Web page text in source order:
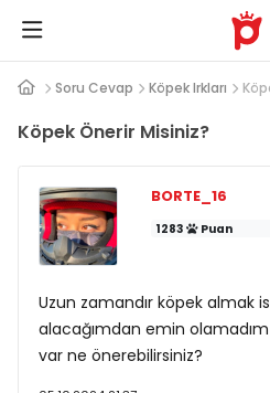
Soru Cevap Köpek Irkları
Köpek Önerir Misiniz?
BORTE_16
1283 Puan
Uzun zamandır köpek almak
alacağımdan emin
var ne önerebilirsiniz?